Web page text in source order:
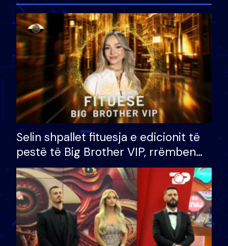
Selin shpallet fituesja e edicionit të
pestë të Big Brother VIP, rrëmben
çmimin e madh prej 100 mijë eurosh